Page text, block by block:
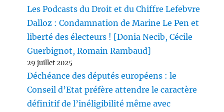
Les Podcasts du Droit et du Chiffre Lefebvre
Dalloz : Condamnation de Marine Le Pen et
liberté des électeurs ! [Donia Necib, Cécile
Guerbignot, Romain Rambaud]
29 juillet 2025
Déchéance des députés européens : le
Conseil d’Etat préfère attendre le caractère
définitif de l’inéligibilité même avec